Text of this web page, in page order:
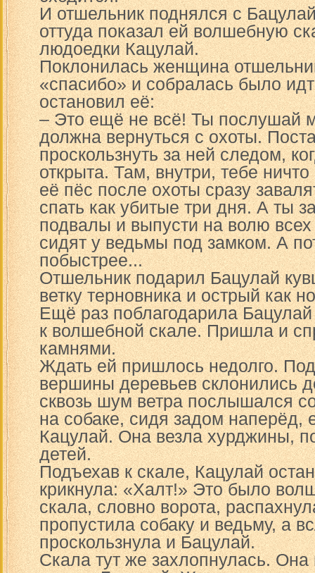
И отшельник поднялся с
оттуда показал ей волшебную
людоедки Кацулай.
Поклонилась женщина
«спасибо» и собралась было
остановил её:
– Это ещё не всё! Ты послушай
должна вернуться с охоты.
проскользнуть за ней следом,
открыта. Там, внутри, тебе
её пёс после охоты сразу
спать как убитые три дня. А ты
подвалы и выпусти на волю
сидят у ведьмы под замком. А
побыстрее...
Отшельник подарил Бацулай
ветку терновника и острый как
Ещё раз поблагодарила
к волшебной скале. Пришла и
камнями.
Ждать ей пришлось недолго.
вершины деревьев склонились
сквозь шум ветра послышался
на собаке, сидя задом наперёд,
Кацулай. Она везла хурджины,
детей.
Подъехав к скале, Кацулай
крикнула: «Халт!» Это было
скала, словно ворота,
пропустила собаку и ведьму, а
проскользнула и Бацулай.
Скала тут же захлопнулась.